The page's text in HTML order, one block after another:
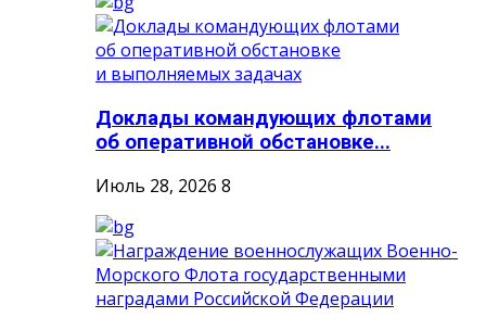
Доклады командующих флотами
об оперативной обстановке...
Июль 28, 2026 8